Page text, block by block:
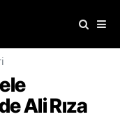
Ali Rıza